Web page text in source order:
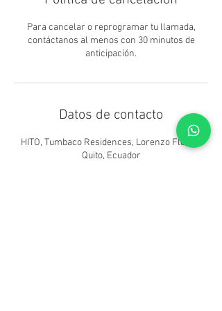
Para cancelar o reprogramar tu llamada,
contáctanos al menos con 30 minutos de
anticipación.
Datos de contacto
HITO, Tumbaco Residences, Lorenzo Flores,
Quito, Ecuador